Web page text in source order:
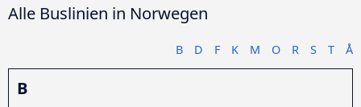
Alle Buslinien in Norwegen
B D F K M O R S T Å
B